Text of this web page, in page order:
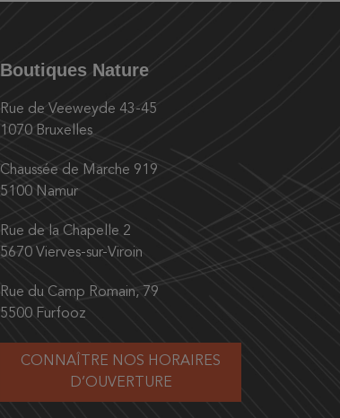
Boutiques Nature
Rue de Veeweyde 43-45
1070 Bruxelles
Chaussée de Marche 919
5100 Namur
Rue de la Chapelle 2
5670 Vierves-sur-Viroin
Rue du Camp Romain, 79
5500 Furfooz
CONNAÎTRE NOS HORAIRES
D’OUVERTURE